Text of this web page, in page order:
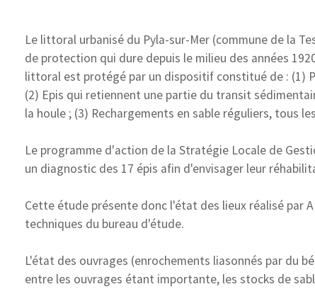
Le littoral urbanisé du Pyla-sur-Mer (commune de la
de protection qui dure depuis le milieu des années
littoral est protégé par un dispositif constitué de : (1)
(2) Epis qui retiennent une partie du transit
la houle ; (3) Rechargements en sable réguliers, tous
Le programme d'action de la Stratégie Locale de
un diagnostic des 17 épis afin d'envisager leur
Cette étude présente donc l'état des lieux réalisé par
techniques du bureau d'étude.
L'état des ouvrages (enrochements liasonnés par du
entre les ouvrages étant importante, les stocks de